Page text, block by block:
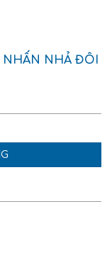
NHẢ ĐÔI